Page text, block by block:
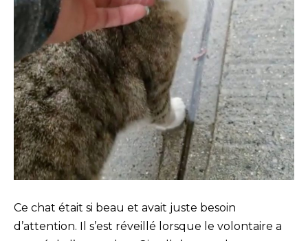
Ce chat était si beau et avait juste besoin
d’attention. Il s’est réveillé lorsque le volontaire a